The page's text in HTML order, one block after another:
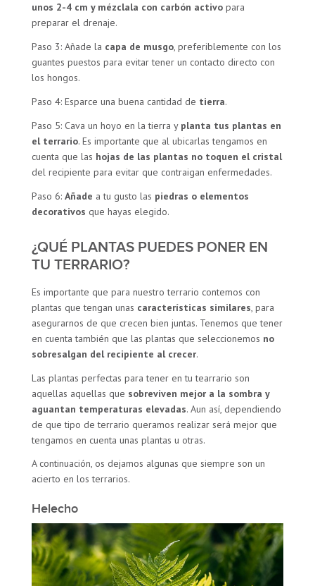
unos 2-4 cm y mézclala con carbón activo para
preparar el drenaje.
Paso 3: Añade la capa de musgo, preferiblemente con los
guantes puestos para evitar tener un contacto directo con
los hongos.
Paso 4: Esparce una buena cantidad de tierra.
Paso 5: Cava un hoyo en la tierra y planta tus plantas en
el terrario. Es importante que al ubicarlas tengamos en
cuenta que las hojas de las plantas no toquen el cristal
del recipiente para evitar que contraigan enfermedades.
Paso 6:Añade a tu gusto las piedras o elementos
decorativos que hayas elegido.
¿QUÉ PLANTAS PUEDES PONER EN
TU TERRARIO?
Es importante que para nuestro terrario contemos con
plantas que tengan unas características similares, para
asegurarnos de que crecen bien juntas. Tenemos que tener
en cuenta también que las plantas que seleccionemos no
sobresalgan del recipiente al crecer.
Las plantas perfectas para tener en tu tearrario son
aquellas aquellas que sobreviven mejor a la sombra y
aguantan temperaturas elevadas. Aun así, dependiendo
de que tipo de terrario queramos realizar será mejor que
tengamos en cuenta unas plantas u otras.
A continuación, os dejamos algunas que siempre son un
acierto en los terrarios.
Helecho